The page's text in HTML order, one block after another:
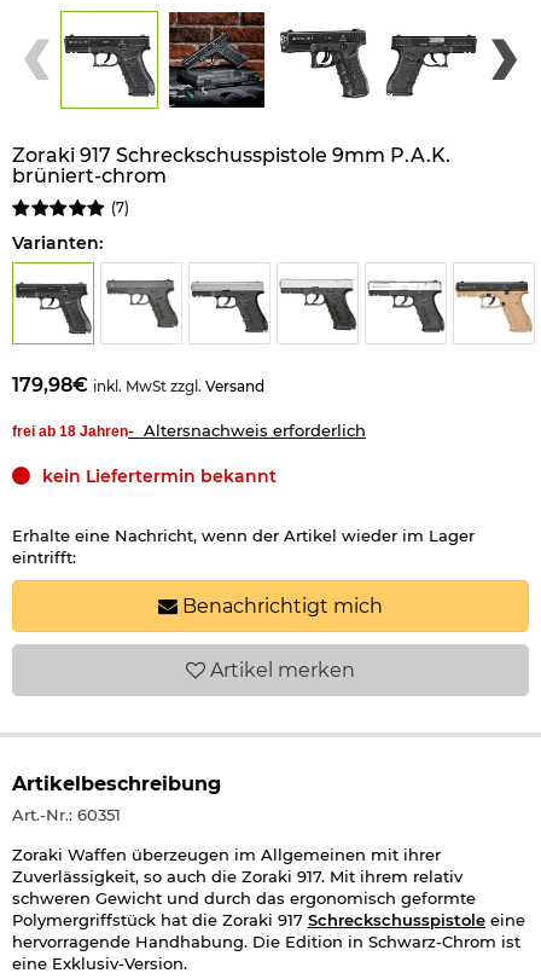
Zoraki 917 Schreckschusspistole 9mm P.A.K.
brüniert-chrom
(7)
Varianten:
179,98€ inkl. MwSt zzgl. Versand
frei ab 18 Jahren- Altersnachweis erforderlich
kein Liefertermin bekannt
Erhalte eine Nachricht, wenn der Artikel wieder im Lager
eintrifft:
Benachrichtigt mich
Artikel merken
Artikelbeschreibung
Art.-Nr.: 60351
Zoraki Waffen überzeugen im Allgemeinen mit ihrer
Zuverlässigkeit, so auch die Zoraki 917. Mit ihrem relativ
schweren Gewicht und durch das ergonomisch geformte
Polymergriffstück hat die Zoraki 917 Schreckschusspistole eine
hervorragende Handhabung. Die Edition in Schwarz-Chrom ist
eine Exklusiv-Version.